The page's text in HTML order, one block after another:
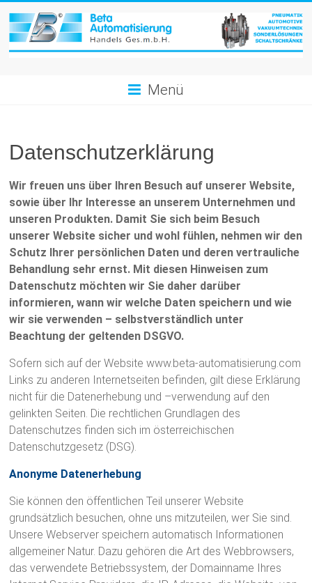
Inhalt
springen
a
A
u
t
o
m
a
t
i
s
i
e
r
u
n
g
Menü
Datenschutzerklärung
Wir freuen uns über Ihren Besuch auf unserer Website,
sowie über Ihr Interesse an unserem Unternehmen und
unseren Produkten. Damit Sie sich beim Besuch
unserer Website sicher und wohl fühlen, nehmen wir den
Schutz Ihrer persönlichen Daten und deren vertrauliche
Behandlung sehr ernst. Mit diesen Hinweisen zum
Datenschutz möchten wir Sie daher darüber
informieren, wann wir welche Daten speichern und wie
wir sie verwenden – selbstverständlich unter
Beachtung der geltenden DSGVO.
Sofern sich auf der Website www.beta-automatisierung.com
Links zu anderen Internetseiten befinden, gilt diese Erklärung
nicht für die Datenerhebung und –verwendung auf den
gelinkten Seiten. Die rechtlichen Grundlagen des
Datenschutzes finden sich im österreichischen
Datenschutzgesetz (DSG).
Anonyme Datenerhebung
Sie können den öffentlichen Teil unserer Website
grundsätzlich besuchen, ohne uns mitzuteilen, wer Sie sind.
Unsere Webserver speichern automatisch Informationen
allgemeiner Natur. Dazu gehören die Art des Webbrowsers,
das verwendete Betriebssystem, der Domainname Ihres